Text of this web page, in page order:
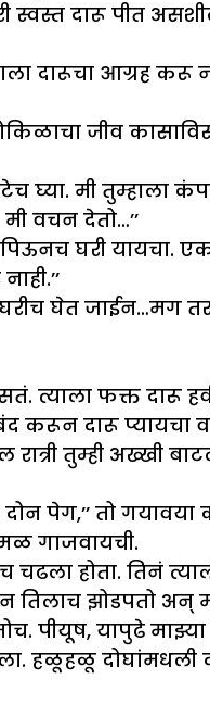
स्वस्त दारू पीत
दारूचा आग्रह
जीव कासाविस
घ्या. मी तुम्हाला
वचन देतो…’’
घरी यायचा.
घेत जाईन…मग तर
त्याला फक्त दारू
करून दारू प्यायचा
रात्री तुम्ही
पेग,’’ तो गयावया
गाजवायची.
होता. तिनं
झोडपतो
पीयूष, यापुढे माझ्या
हळूहळू दोघांमधली